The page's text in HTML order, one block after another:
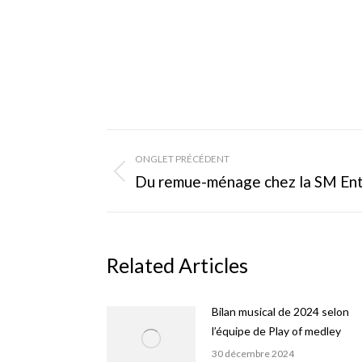
Navigation
de
ONGLET PRÉCÉDENT
Onglet
Du remue-ménage chez la SM
Related Articles
Bilan musical de 2024 selon
l’équipe de Play of medley
30 décembre 2024